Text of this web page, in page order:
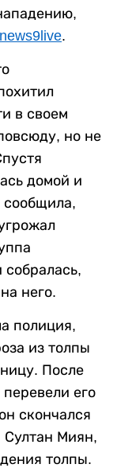
news9live.
в своем
но не
домой и
сообщила,
него.
полиция,
из толпы
После
его
скончался
Султан Миян,
толпы.